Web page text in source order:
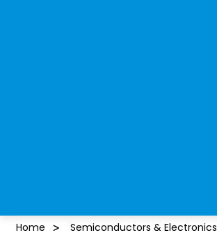
Home Semiconductors & Electronics